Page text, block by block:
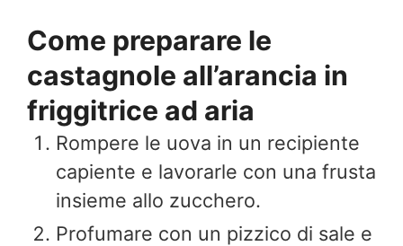
Come preparare le
castagnole all’arancia in
friggitrice ad aria
Rompere le uova in un recipiente
capiente e lavorarle con una frusta
insieme allo zucchero.
Profumare con un pizzico di sale e